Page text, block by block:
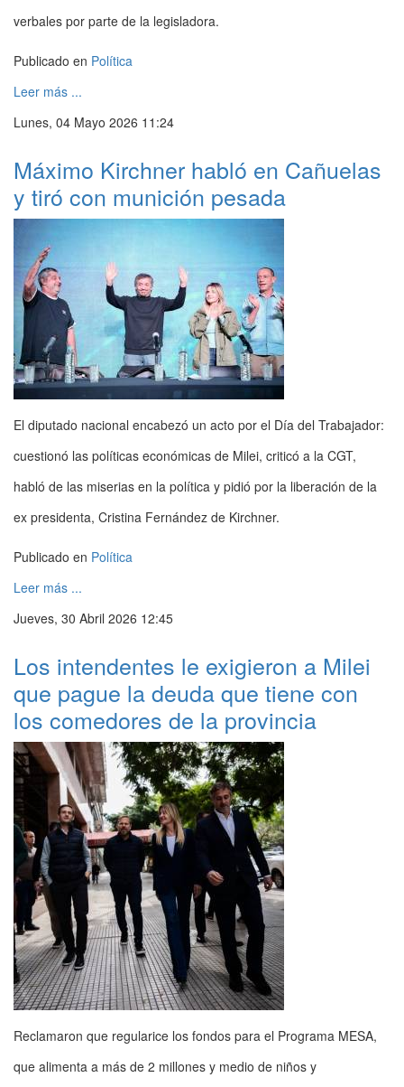
verbales por parte de la legisladora.
Publicado en Política
Leer más ...
Lunes, 04 Mayo 2026 11:24
Máximo Kirchner habló en Cañuelas
y tiró con munición pesada
El diputado nacional encabezó un acto por el Día del Trabajador:
cuestionó las políticas económicas de Milei, criticó a la CGT,
habló de las miserias en la política y pidió por la liberación de la
ex presidenta, Cristina Fernández de Kirchner.
Publicado en Política
Leer más ...
Jueves, 30 Abril 2026 12:45
Los intendentes le exigieron a Milei
que pague la deuda que tiene con
los comedores de la provincia
Reclamaron que regularice los fondos para el Programa MESA,
que alimenta a más de 2 millones y medio de niños y